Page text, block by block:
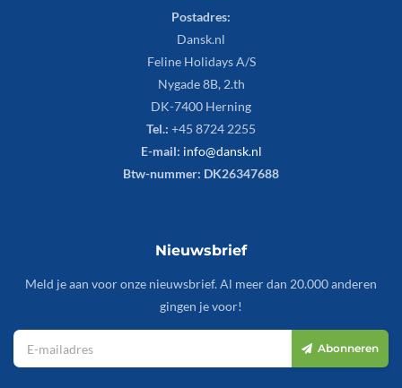
Postadres:
Dansk.nl
Feline Holidays A/S
Nygade 8B, 2.th
DK-7400 Herning
Tel.: +45 8724 2255
E-mail: info@dansk.nl
Btw-nummer: DK26347688
Nieuwsbrief
Meld je aan voor onze nieuwsbrief. Al meer dan 20.000 anderen
gingen je voor!
Abonneren